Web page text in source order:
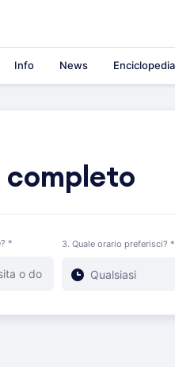
Info News Enciclopedia
completo
* 3. Quale orario preferisci? *